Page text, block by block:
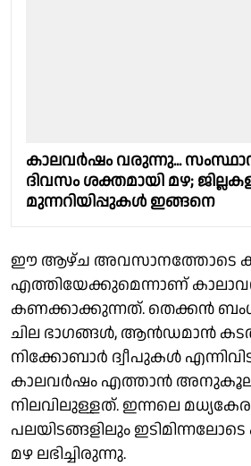
കാലവർഷം വരുന്നു...
ദിവസം ശക്തമായി മഴ;
മുന്നറിയിപ്പുകൾ ഇങ്ങനെ
ഈ ആഴ്ച അവസാനത്തോടെ
എത്തിയേക്കുമെന്നാണ്
കണക്കാക്കുന്നത്. തെക്കൻ
ചില ഭാഗങ്ങൾ, ആൻഡമാൻ
നിക്കോബാർ ദ്വീപുകൾ
കാലവർഷം എത്താൻ അനുകൂല
നിലവിലുള്ളത്. ഇന്നലെ
പലയിടങ്ങളിലും
മഴ ലഭിച്ചിരുന്നു.